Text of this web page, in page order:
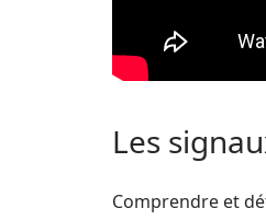
Les
Comprendre et